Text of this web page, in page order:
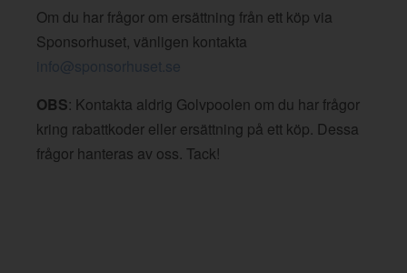
Om du har frågor om ersättning från ett köp via
Sponsorhuset, vänligen kontakta
info@sponsorhuset.se
OBS: Kontakta aldrig Golvpoolen om du har frågor
kring rabattkoder eller ersättning på ett köp. Dessa
frågor hanteras av oss. Tack!